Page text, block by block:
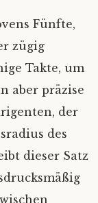
Fünfte,
zügig
Takte, um
aber präzise
der
des
dieser Satz